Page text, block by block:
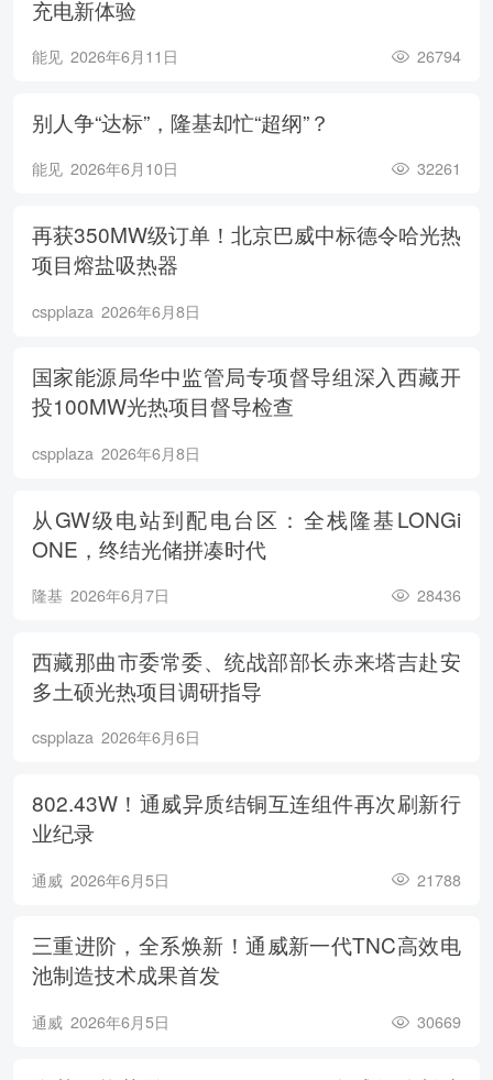
充电新体验
能见 2026年6月11日 26794
别人争“达标”，隆基却忙“超纲”？
能见 2026年6月10日 32261
再获350MW级订单！北京巴威中标德令哈光热
项目熔盐吸热器
cspplaza 2026年6月8日
国家能源局华中监管局专项督导组深入西藏开
投100MW光热项目督导检查
cspplaza 2026年6月8日
从GW级电站到配电台区：全栈隆基LONGi
ONE，终结光储拼凑时代
隆基 2026年6月7日 28436
西藏那曲市委常委、统战部部长赤来塔吉赴安
多土硕光热项目调研指导
cspplaza 2026年6月6日
802.43W！通威异质结铜互连组件再次刷新行
业纪录
通威 2026年6月5日 21788
三重进阶，全系焕新！通威新一代TNC高效电
池制造技术成果首发
通威 2026年6月5日 30669